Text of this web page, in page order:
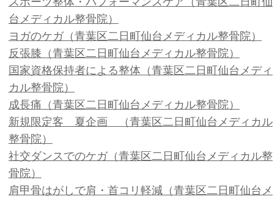
インピンジメント症候群（青葉区二
ル整骨院）
ソフトボールの怪我（青葉区二日町
骨院）
ヨガのケガ（青葉区二日町仙台メデ
上腕二頭筋長頭腱炎。腕の付け根（
メディカル整骨院）
新規限定客 夏企画 （青葉区二日